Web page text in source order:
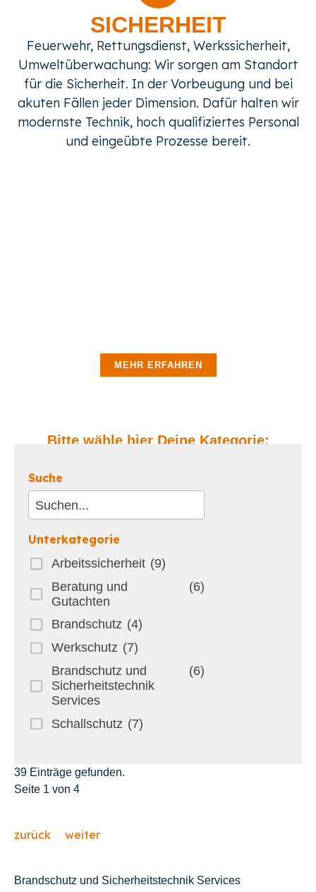
SICHERHEIT
Feuerwehr, Rettungsdienst, Werkssicherheit,
Umweltüberwachung: Wir sorgen am Standort
für die Sicherheit. In der Vorbeugung und bei
akuten Fällen jeder Dimension. Dafür halten wir
modernste Technik, hoch qualifiziertes Personal
und eingeübte Prozesse bereit.
Bitte wähle hier Deine Kategorie:
Suche
Unterkategorie
Arbeitssicherheit (9)
Beratung und
Gutachten
(6)
Brandschutz (4)
Werkschutz (7)
Brandschutz und
Sicherheitstechnik
Services
(6)
Schallschutz (7)
MEHR ERFAHREN
39 Einträge gefunden.
Seite 1 von 4
weiter
zurück
Brandschutz und Sicherheitstechnik Services